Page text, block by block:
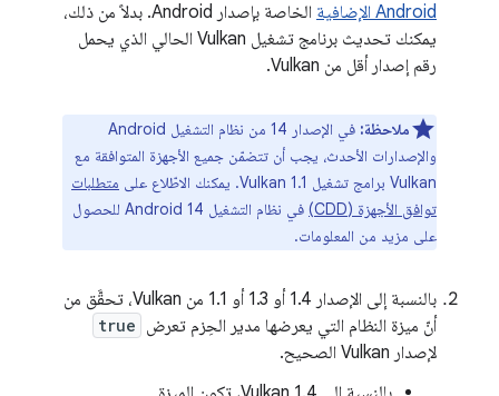
Android الإضافية
الخاصة بإصدار Android. بدلاً من ذلك،
يمكنك تحديث برنامج تشغيل Vulkan الحالي الذي يحمل
رقم إصدار أقل من Vulkan.
ملاحظة:
في الإصدار 14 من نظام التشغيل Android
والإصدارات الأحدث، يجب أن تتضمّن جميع الأجهزة المتوافقة مع
Vulkan برامج تشغيل Vulkan 1.1. يمكنك الاطّلاع على
متطلبات
توافق الأجهزة (CDD)
في نظام التشغيل Android 14 للحصول
على مزيد من المعلومات.
بالنسبة إلى الإصدار 1.4 أو 1.3 أو 1.1 من Vulkan، تحقَّق من
أنّ ميزة النظام التي يعرضها مدير الحِزم تعرض true
لإصدار Vulkan الصحيح.